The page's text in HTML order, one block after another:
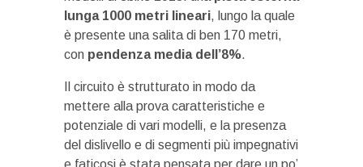
lunga 1000 metri lineari, lungo la quale
è presente una salita di ben 170 metri,
con pendenza media dell’8%.
Il circuito è strutturato in modo da
mettere alla prova caratteristiche e
potenziale di vari modelli, e la presenza
del dislivello e di segmenti più impegnativi
e faticosi è stata pensata per dare un po’